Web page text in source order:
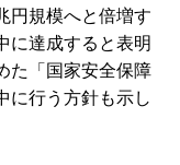
円規模へと倍増す
に達成すると表明
た「国家安全保障
に行う方針も示し